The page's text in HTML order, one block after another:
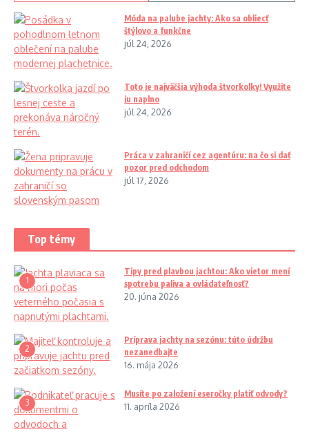
Móda na palube jachty: Ako sa obliecť
štýlovo a funkčne
júl 24, 2026
Toto je najväčšia výhoda štvorkolky! Využite
ju naplno
júl 24, 2026
Práca v zahraničí cez agentúru: na čo si dať
pozor pred odchodom
júl 17, 2026
Top témy
1
Tipy pred plavbou jachtou: Ako vietor mení
spotrebu paliva a ovládateľnosť?
20. júna 2026
2
Príprava jachty na sezónu: túto údržbu
nezanedbajte
16. mája 2026
3
Musíte po založení eseročky platiť odvody?
11. apríla 2026